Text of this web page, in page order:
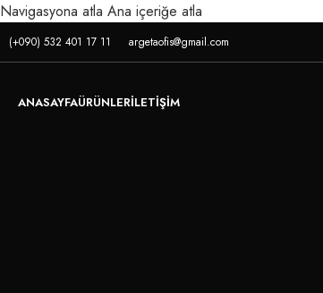
Navigasyona atla Ana içeriğe atla
(+090) 532 401 17 11 argetaofis@gmail.com
ANASAYFAÜRÜNLERİLETIŞIM